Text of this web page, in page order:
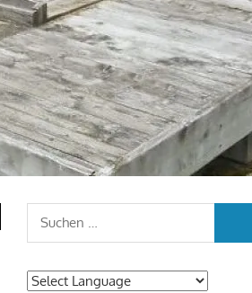
Suchen